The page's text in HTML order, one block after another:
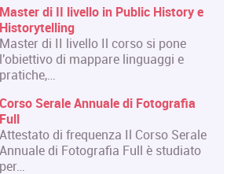
Corso Fashion Design
Diploma Accademico di Primo Livello
- Laurea Triennale in Fashion Design,
titolo…
Materiale Cartaceo
La Qualifica formata dal corso è
quella di Tecnico del Restauro di Beni
Culturali…